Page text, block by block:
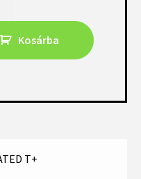
Kosárba
T+